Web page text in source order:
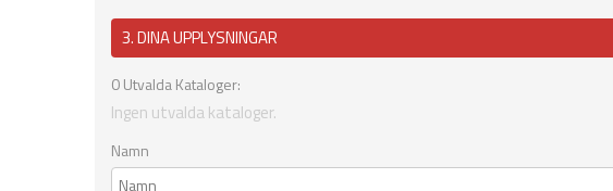
3. DINA UPPLYSNINGAR
0Utvalda Kataloger:
Ingen utvalda kataloger.
Namn